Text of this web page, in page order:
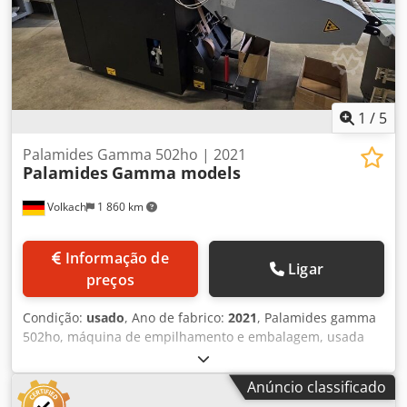
1 / 5
Volkach 1 860 km
Palamides Gamma 502ho | 2021
Palamides Gamma models
preços
Ligar
Condição: usado, Ano de fabrico: 2021, Palamides gamma
502ho, máquina de empilhamento e embalagem, usada
Dksdpfozrlp Eex Amher A Palamides gamma 502ho é uma
máquina automática de empilhamento e embalagem,
especialmente desenvolvida para o processamento
Anúncio classificado